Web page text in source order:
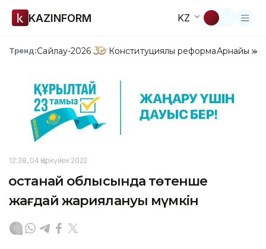
KAZINFORM KZ
Тренд:Сайлау-2026 Конституциялық реформаАрнайы
12:38, 04 Қыркүйек 2022
Қостанай облысында төтенше
жағдай жариялануы мүмкін